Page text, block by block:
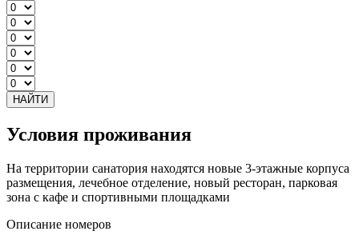
НАЙТИ
Условия проживания
На территории санатория находятся новые 3-этажные корпуса
размещения, лечебное отделение, новый ресторан, парковая
зона с кафе и спортивными площадками
Описание номеров